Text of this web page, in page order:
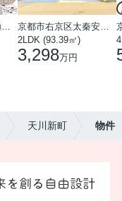
2LDK (93.39㎡)
3,298万円
天川新町 物件